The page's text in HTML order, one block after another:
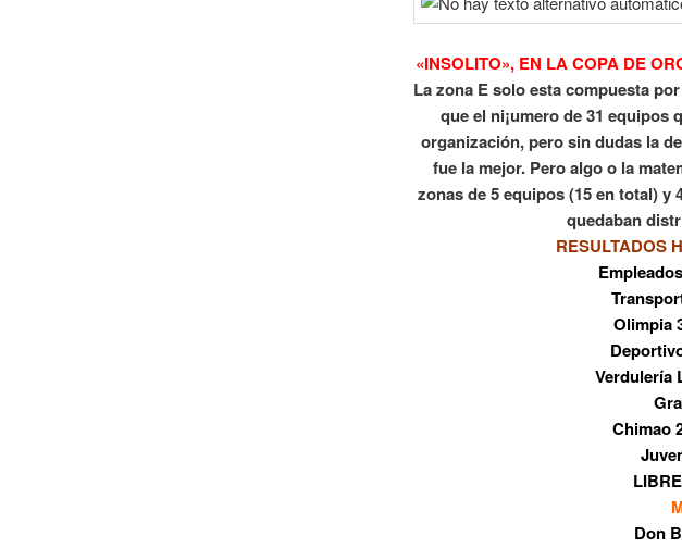
«INSOLITO», EN LA COPA DE
La zona E solo esta compuesta
que el ni¡umero de 31 equipos
organización, pero sin dudas la
fue la mejor. Pero algo o la
zonas de 5 equipos (15 en total) y
quedaban
RESULTADOS
Olimpia
Verdulería
Chimao
Don